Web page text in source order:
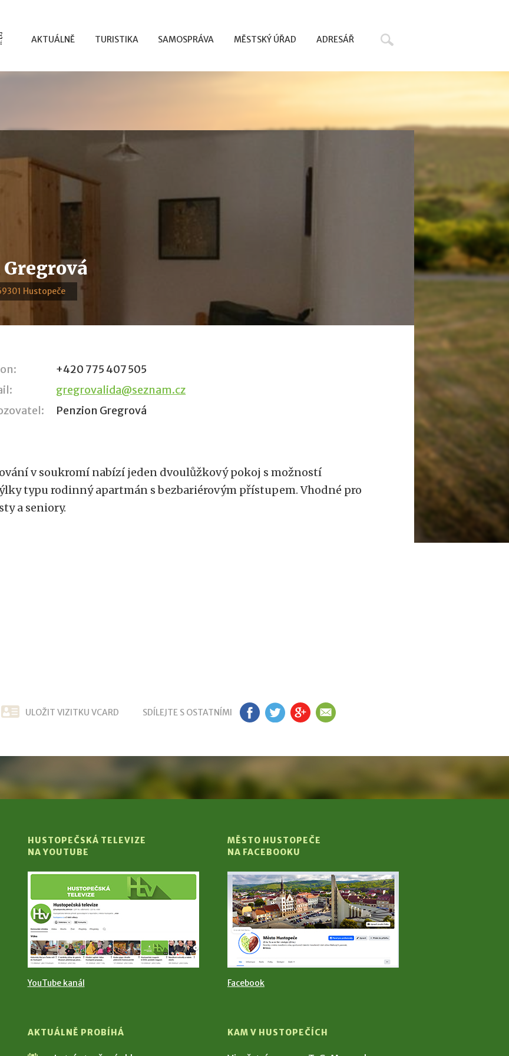
AKTUÁLNĚ TURISTIKA SAMOSPRÁVA MĚSTSKÝ ÚŘAD ADRESÁŘ
Hustopeče
+420 775 407 505
gregrovalida@seznam.cz
Penzion Gregrová
v soukromí nabízí jeden dvoulůžkový pokoj s možností
typu rodinný apartmán s bezbariérovým přístupem. Vhodné pro
a seniory.
ULOŽIT VIZITKU VCARD SDÍLEJTE S OSTATNÍMI FB TW G+ EM
HUSTOPEČSKÁ TELEVIZE
NA YOUTUBE
YouTube kanál
MĚSTO HUSTOPEČE
NA FACEBOOKU
Facebook
AKTUÁLNĚ PROBÍHÁ KAM V HUSTOPEČÍCH